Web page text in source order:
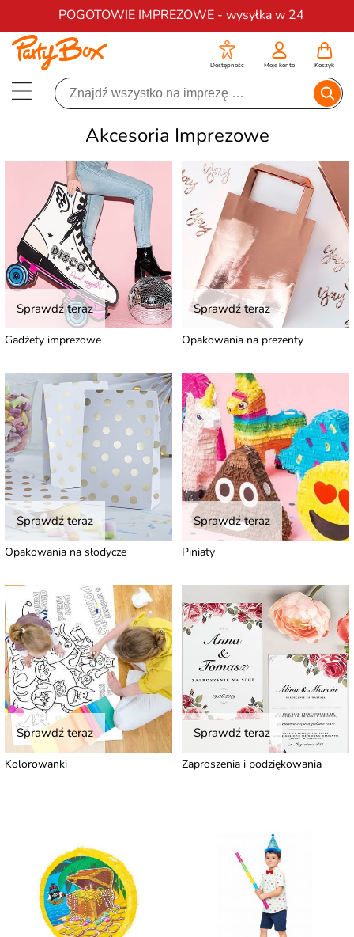
POGOTOWIE IMPREZOWE - wysyłka w 24
Darmowa dostawa na zamówienia od 200 zł
Dostępność Moje konto Koszyk
Akcesoria Imprezowe
Sprawdź teraz
Gadżety imprezowe
Sprawdź teraz
Opakowania na prezenty
Sprawdź teraz
Opakowania na słodycze
Sprawdź teraz
Piniaty
Sprawdź teraz
Kolorowanki
Sprawdź teraz
Zaproszenia i podziękowania